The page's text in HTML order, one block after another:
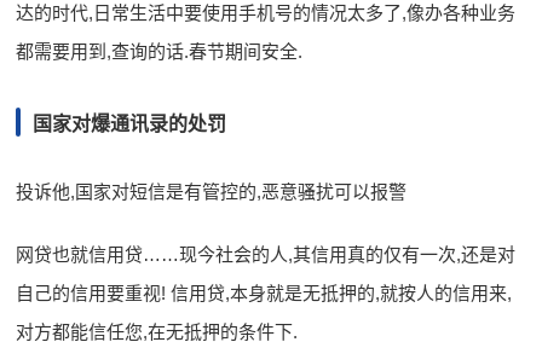
达的时代,日常生活中要使用手机号的情况太多了,像办各种业务
都需要用到,查询的话.春节期间安全.
国家对爆通讯录的处罚
投诉他,国家对短信是有管控的,恶意骚扰可以报警
网贷也就信用贷……现今社会的人,其信用真的仅有一次,还是对
自己的信用要重视! 信用贷,本身就是无抵押的,就按人的信用来,
对方都能信任您,在无抵押的条件下.